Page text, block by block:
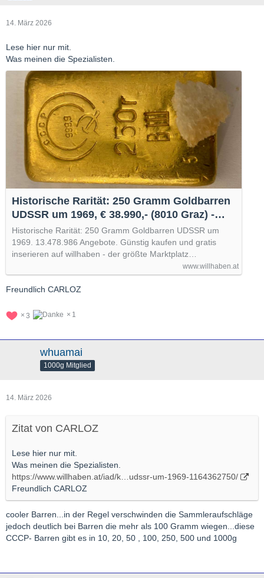
14. März 2026
Lese hier nur mit.
Was meinen die Spezialisten.
Historische Rarität: 250 Gramm Goldbarren
UDSSR um 1969, € 38.990,- (8010 Graz) -
willhaben
Historische Rarität: 250 Gramm Goldbarren UDSSR um
1969. 13.478.986 Angebote. Günstig kaufen und gratis
inserieren auf willhaben - der größte Marktplatz…
www.willhaben.at
Freundlich CARLOZ
3 1
whuamai
1000g Mitglied
14. März 2026
Zitat von CARLOZ
Lese hier nur mit.
Was meinen die Spezialisten.
https://www.willhaben.at/iad/k…udssr-um-1969-1164362750/
Freundlich CARLOZ
cooler Barren...in der Regel verschwinden die Sammleraufschläge
jedoch deutlich bei Barren die mehr als 100 Gramm wiegen...diese
CCCP- Barren gibt es in 10, 20, 50 , 100, 250, 500 und 1000g